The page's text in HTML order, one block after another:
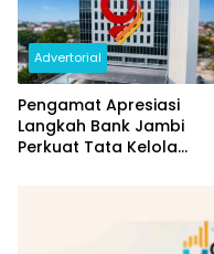
Advertorial
Pengamat Apresiasi
Langkah Bank Jambi
Perkuat Tata Kelola